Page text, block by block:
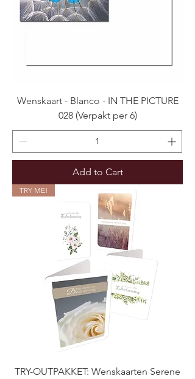
Wenskaart - Blanco - IN THE PICTURE
028 (Verpakt per 6)
Add to Cart
TRY ME!
TRY-OUTPAKKET: Wenskaarten Serene